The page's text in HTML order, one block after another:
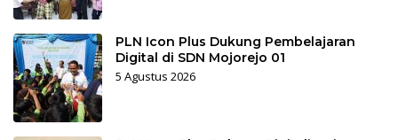
PLN Icon Plus Dukung Pembelajaran
Digital di SDN Mojorejo 01
5 Agustus 2026